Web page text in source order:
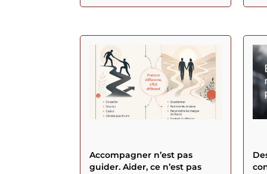
Accompagner n’est pas
guider. Aider, ce n’est pas